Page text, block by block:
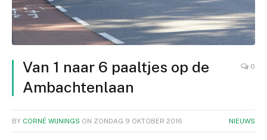
Van 1 naar 6 paaltjes op de
Ambachtenlaan
0
BY CORNÉ WIJNINGS ON ZONDAG 9 OKTOBER 2016 NIEUWS